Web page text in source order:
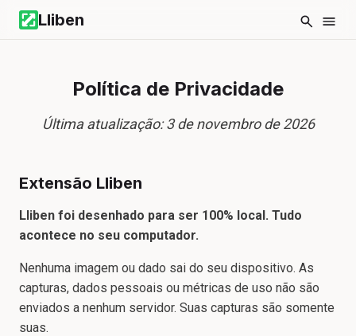
Lliben
Política de Privacidade
Última atualização: 3 de novembro de 2026
Extensão Lliben
Lliben foi desenhado para ser 100% local. Tudo
acontece no seu computador.
Nenhuma imagem ou dado sai do seu dispositivo. As
capturas, dados pessoais ou métricas de uso não são
enviados a nenhum servidor. Suas capturas são somente
suas.